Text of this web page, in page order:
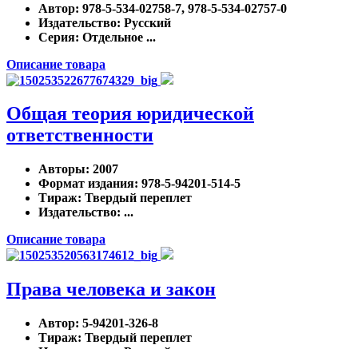
Автор: 978-5-534-02758-7, 978-5-534-02757-0
Издательство: Русский
Серия: Отдельное ...
Описание товара
Общая теория юридической
ответственности
Авторы: 2007
Формат издания: 978-5-94201-514-5
Тираж: Твердый переплет
Издательство: ...
Описание товара
Права человека и закон
Автор: 5-94201-326-8
Тираж: Твердый переплет